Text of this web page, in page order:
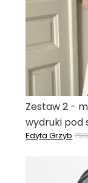
Zestaw 2 -
wydruki pod
Edyta Grzyb 798